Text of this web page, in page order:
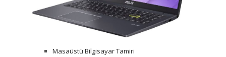
Masaüstü Bilgisayar Tamiri